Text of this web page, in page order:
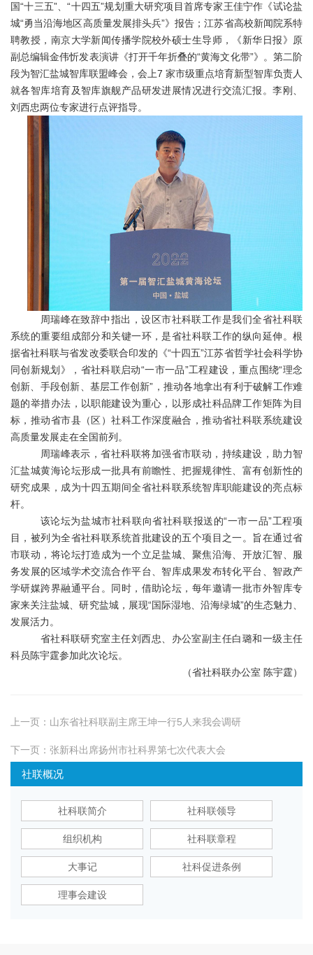
国“十三五”、“十四五”规划重大研究项目首席专家王佳宁作《试论盐
城“勇当沿海地区高质量发展排头兵”》报告；江苏省高校新闻院系特
聘教授，南京大学新闻传播学院校外硕士生导师，《新华日报》原
副总编辑金伟忻发表演讲《打开千年折叠的“黄海文化带”》。第二阶
段为智汇盐城智库联盟峰会，会上7 家市级重点培育新型智库负责人
就各智库培育及智库旗舰产品研发进展情况进行交流汇报。李刚、
刘西忠两位专家进行点评指导。
周瑞峰在致辞中指出，设区市社科联工作是我们全省社科联
系统的重要组成部分和关键一环，是省社科联工作的纵向延伸。根
据省社科联与省发改委联合印发的《“十四五”江苏省哲学社会科学协
同创新规划》，省社科联启动“一市一品”工程建设，重点围绕“理念
创新、手段创新、基层工作创新”，推动各地拿出有利于破解工作难
题的举措办法，以职能建设为重心，以形成社科品牌工作矩阵为目
标，推动省市县（区）社科工作深度融合，推动省社科联系统建设
高质量发展走在全国前列。
周瑞峰表示，省社科联将加强省市联动，持续建设，助力智
汇盐城黄海论坛形成一批具有前瞻性、把握规律性、富有创新性的
研究成果，成为十四五期间全省社科联系统智库职能建设的亮点标
杆。
该论坛为盐城市社科联向省社科联报送的“一市一品”工程项
目，被列为全省社科联系统首批建设的五个项目之一。旨在通过省
市联动，将论坛打造成为一个立足盐城、聚焦沿海、开放汇智、服
务发展的区域学术交流合作平台、智库成果发布转化平台、智政产
学研媒跨界融通平台。同时，借助论坛，每年邀请一批市外智库专
家来关注盐城、研究盐城，展现“国际湿地、沿海绿城”的生态魅力、
发展活力。
省社科联研究室主任刘西忠、办公室副主任白璐和一级主任
科员陈宇霆参加此次论坛。
（省社科联办公室 陈宇霆）
上一页： 山东省社科联副主席王坤一行5人来我会调研
下一页： 张新科出席扬州市社科界第七次代表大会
社联概况
社科联简介 社科联领导
组织机构 社科联章程
大事记 社科促进条例
理事会建设